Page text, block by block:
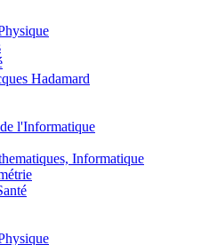
Hadamard
l'Informatique
Informatique